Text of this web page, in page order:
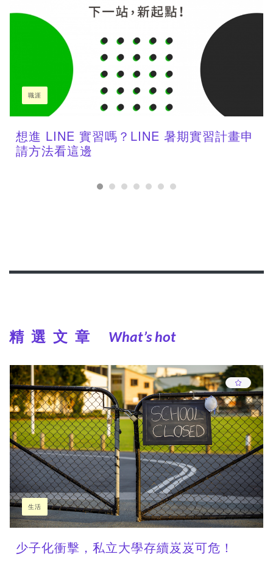
職涯
想進 LINE 實習嗎？LINE 暑期實習計畫申
請方法看這邊
精選文章 What’s hot
生活
少子化衝擊，私立大學存續岌岌可危！